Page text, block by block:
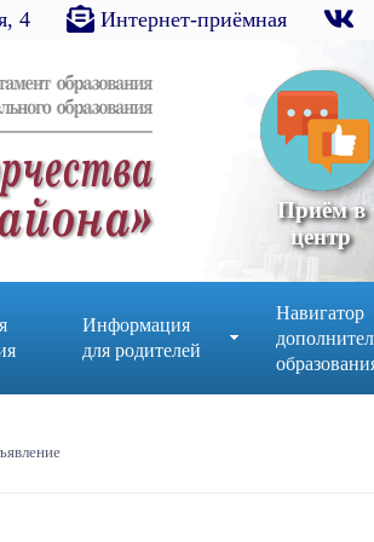
4 Интернет-приёмная
Приём в
центр
Информация
для родителей
Навигатор